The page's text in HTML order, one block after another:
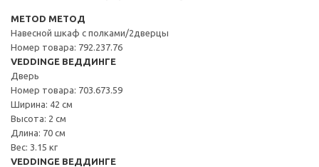
METOD МЕТОД
Навесной шкаф с полками/2дверцы
Номер товара: 792.237.76
VEDDINGE ВЕДДИНГЕ
Дверь
Номер товара: 703.673.59
Ширина: 42 см
Высота: 2 см
Длина: 70 см
Вес: 3.15 кг
VEDDINGE ВЕДДИНГЕ